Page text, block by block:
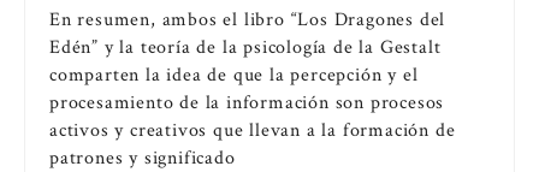
En resumen, ambos el libro “Los Dragones del
Edén” y la teoría de la psicología de la Gestalt
comparten la idea de que la percepción y el
procesamiento de la información son procesos
activos y creativos que llevan a la formación de
patrones y significado